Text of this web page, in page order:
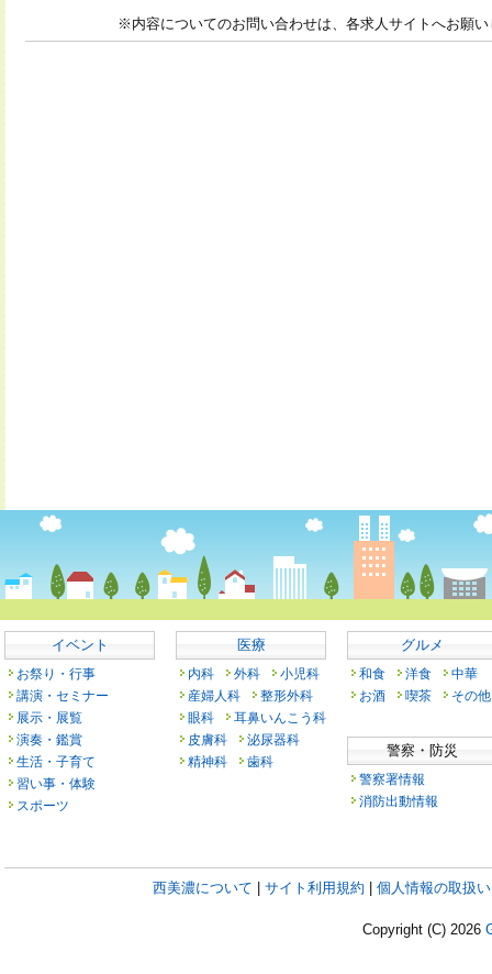
※内容についてのお問い合わせは、各求人サイトへお願い
イベント
お祭り・行事
講演・セミナー
展示・展覧
演奏・鑑賞
生活・子育て
習い事・体験
スポーツ
医療
内科 外科
小児科
産婦人科
整形外科
眼科
耳鼻いんこう科
皮膚科
泌尿器科
精神科
歯科
グルメ
和食 洋食
中華
お酒
喫茶 その他
警察・防災
警察署情報
消防出動情報
西美濃について サイト利用規約 個人情報の取扱
Copyright (C) 2026